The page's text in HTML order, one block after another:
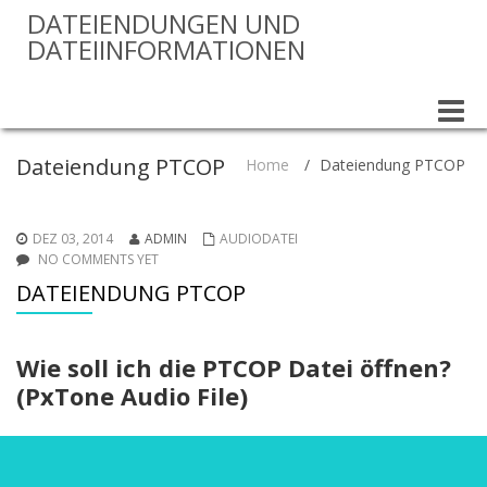
DATEIENDUNGEN UND
DATEIINFORMATIONEN
Toggle
Dateiendung PTCOP Home / Dateiendung PTCOP
DEZ 03, 2014 ADMIN
AUDIODATEI
NO COMMENTS YET
DATEIENDUNG PTCOP
Wie soll ich die PTCOP Datei öffnen?
(PxTone Audio File)